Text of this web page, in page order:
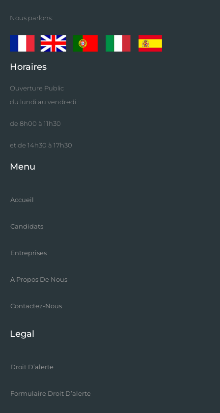
Nous parlons:
Horaires
Ouverture Public
du lundi au vendredi :
de 8h00 à 11h30
et de 14h30 à 17h30
Menu
Accueil
Candidats
Entreprises
A Propos De Nous
Contactez-Nous
Legal
Droit D’alerte
Formulaire Droit D’alerte